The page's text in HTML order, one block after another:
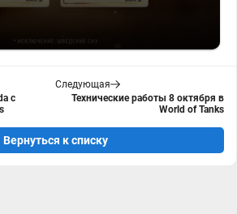
с
Следующая
Технические работы 8 октября в
World of Tanks
Вернуться к списку